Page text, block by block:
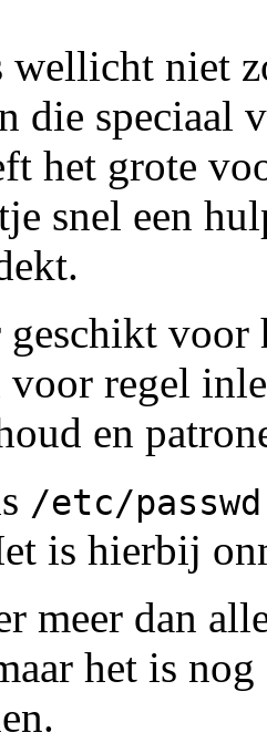
wellicht niet
die speciaal
het grote
snel een
voor
regel
en
/etc/passwd
is hierbij
meer dan
het is